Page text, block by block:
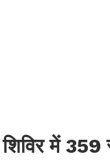
में 359